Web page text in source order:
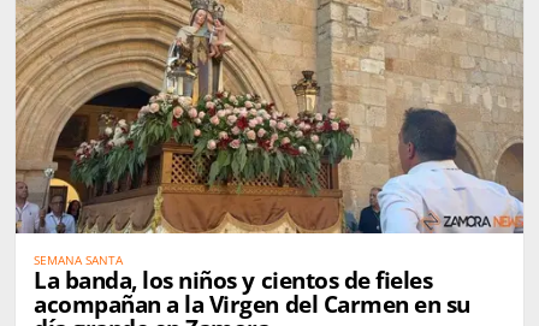
SEMANA SANTA
La banda, los niños y cientos de fieles
acompañan a la Virgen del Carmen en su